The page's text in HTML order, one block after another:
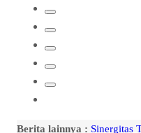
Berita lainnya : Sinergitas